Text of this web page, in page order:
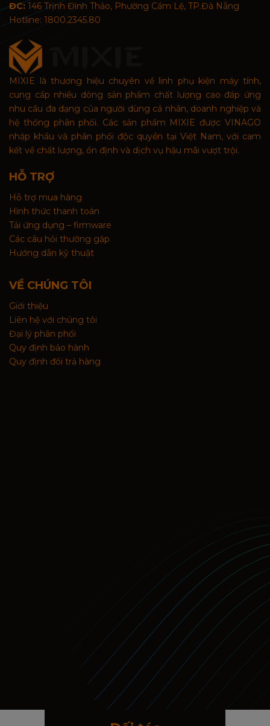
ĐC: 146 Trịnh Đình Thảo, Phường Cẩm Lệ, TP.Đà Nẵng
Hotline: 1800.2345.80
MIXIE là thương hiệu chuyên về linh phụ kiện máy tính,
cung cấp nhiều dòng sản phẩm chất lượng cao đáp ứng
nhu cầu đa dạng của người dùng cá nhân, doanh nghiệp và
hệ thống phân phối. Các sản phẩm MIXIE được VINAGO
nhập khẩu và phân phối độc quyền tại Việt Nam, với cam
kết về chất lượng, ổn định và dịch vụ hậu mãi vượt trội.
HỖ TRỢ
Hỗ trợ mua hàng
Hình thức thanh toán
Tải ứng dụng – firmware
Các câu hỏi thường gặp
Hướng dẫn kỹ thuật
VỀ CHÚNG TÔI
Giới thiệu
Liên hệ với chúng tôi
Đại lý phân phối
Quy định bảo hành
Quy định đổi trả hàng